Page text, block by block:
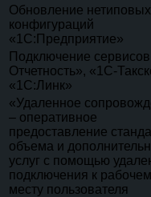
Обновление нетиповых
конфигураций
«1С:Предприятие»
Подключение
Отчетность», «1С-
«1С:Линк»
«Удаленное
– оперативное
предоставление
объема и
услуг с помощью
подключения к
месту пользователя